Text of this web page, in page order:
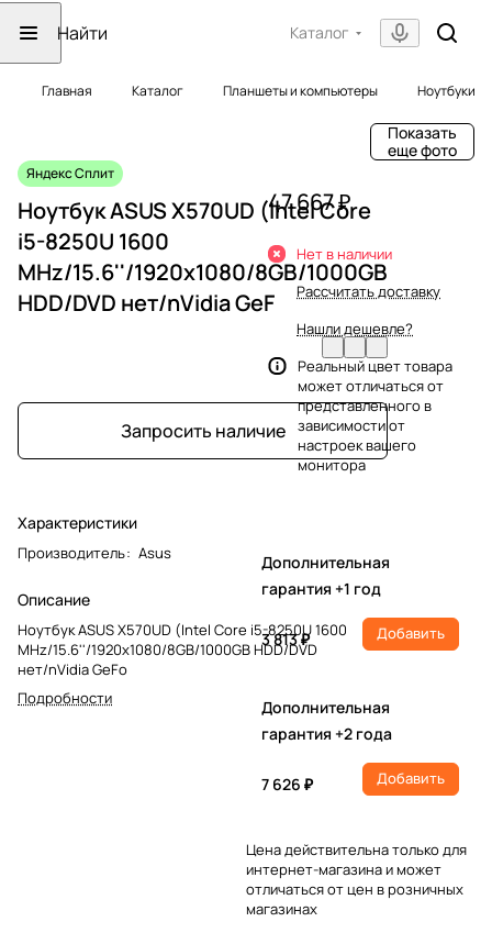
Каталог
Главная Каталог Планшеты и компьютеры Ноутбуки
Показать
еще фото
Яндекс Сплит
Ноутбук ASUS X570UD (Intel Core
i5-8250U 1600
MHz/15.6''/1920x1080/8GB/1000GB
HDD/DVD нет/nVidia GeF
Запросить наличие
Характеристики
Производитель: Asus
Описание
Ноутбук ASUS X570UD (Intel Core i5-8250U 1600
MHz/15.6''/1920x1080/8GB/1000GB HDD/DVD
нет/nVidia GeFo
Подробности
47 667 ₽
Нет в наличии
Рассчитать доставку
Нашли дешевле?
Реальный цвет товара
может отличаться от
представленного в
зависимости от
настроек вашего
монитора
Дополнительная
гарантия +1 год
3 813 ₽ Добавить
Дополнительная
гарантия +2 года
7 626 ₽ Добавить
Цена действительна только для
интернет-магазина и может
отличаться от цен в розничных
магазинах